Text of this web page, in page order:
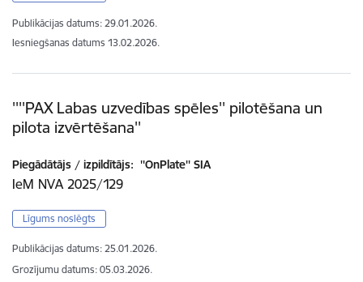
Publikācijas datums: 29.01.2026.
Iesniegšanas datums 13.02.2026.
''''PAX Labas uzvedības spēles'' pilotēšana un
pilota izvērtēšana''
Piegādātājs / izpildītājs: ''OnPlate'' SIA
IeM NVA 2025/129
Līgums noslēgts
Publikācijas datums: 25.01.2026.
Grozījumu datums: 05.03.2026.